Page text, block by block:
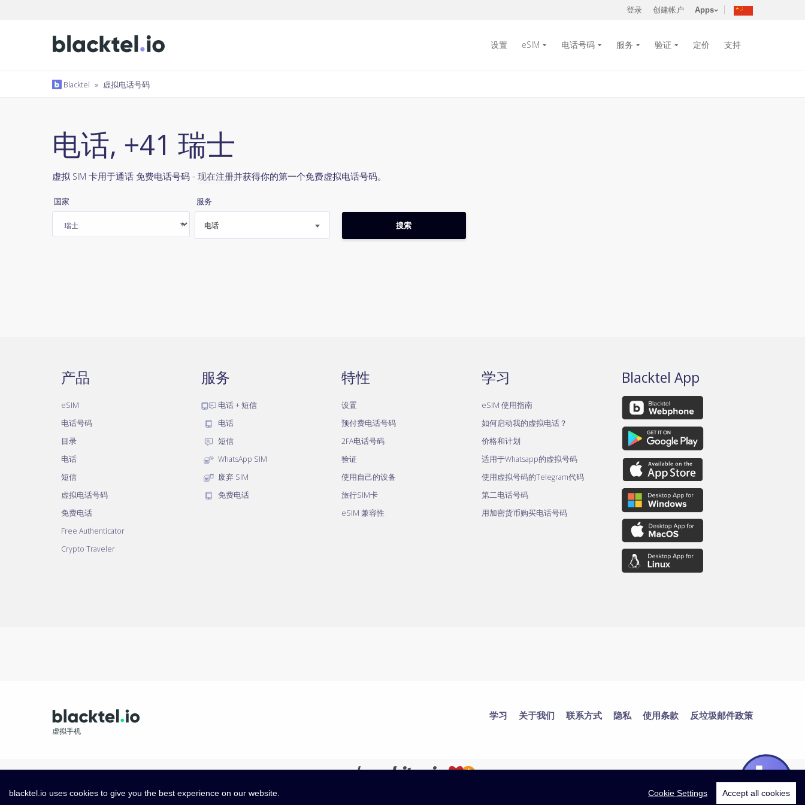
登录 创建帐户 Apps
设置 eSIM 电话号码 服务 验证 定价 支持
Blacktel » 虚拟电话号码
电话, +41 瑞士
虚拟 SIM 卡用于通话 免费电话号码 - 现在注册并获得你的第一个免费虚拟电话号码。
国家 服务
电话
产品
eSIM
电话号码
目录
电话
短信
虚拟电话号码
免费电话
Free Authenticator
Crypto Traveler
服务
电话 + 短信
电话
短信
WhatsApp SIM
废弃 SIM
免费电话
特性
设置
预付费电话号码
2FA电话号码
验证
使用自己的设备
旅行SIM卡
eSIM 兼容性
学习
eSIM 使用指南
如何启动我的虚拟电话？
价格和计划
适用于Whatsapp的虚拟号码
使用虚拟号码的Telegram代码
第二电话号码
用加密货币购买电话号码
Blacktel App
虚拟手机
学习 关于我们 联系方式 隐私 使用条款 反垃圾邮件政策
blacktel.io uses cookies to give you the best experience on our website. Cookie Settings Accept all cookies